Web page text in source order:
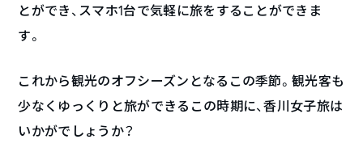
とができ、スマホ1台で気軽に旅をすることができま
す。
これから観光のオフシーズンとなるこの季節。観光客も
少なくゆっくりと旅ができるこの時期に、香川女子旅は
いかがでしょうか？